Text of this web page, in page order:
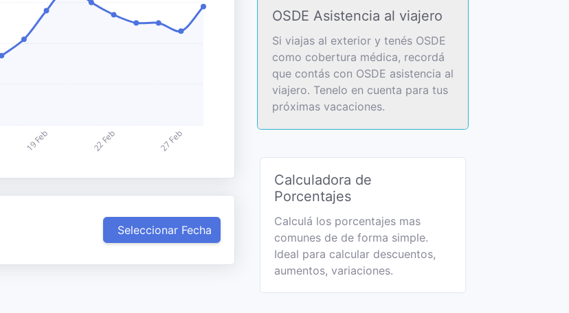
Seleccionar Fecha
OSDE Asistencia al viajero
Si viajas al exterior y tenés OSDE
como cobertura médica, recordá
que contás con OSDE asistencia al
viajero. Tenelo en cuenta para tus
próximas vacaciones.
Calculadora de
Porcentajes
Calculá los porcentajes mas
comunes de de forma simple.
Ideal para calcular descuentos,
aumentos, variaciones.